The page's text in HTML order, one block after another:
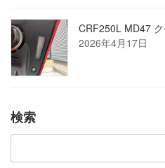
CRF250L MD47
2026年4月17日
検索
検